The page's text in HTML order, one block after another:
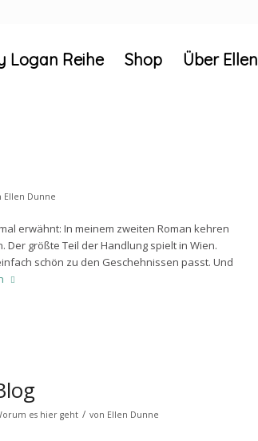
Logan Reihe Shop Über Ellen
Ellen Dunne
erwähnt: In meinem zweiten Roman kehren
größte Teil der Handlung spielt in Wien.
schön zu den Geschehnissen passt. Und
es hier geht / von Ellen Dunne